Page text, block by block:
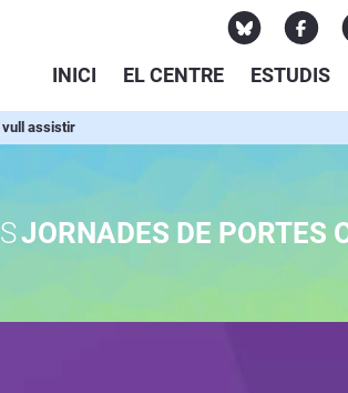
INICI EL CENTRE ESTUDIS
assistir
JORNADES DE PORTES